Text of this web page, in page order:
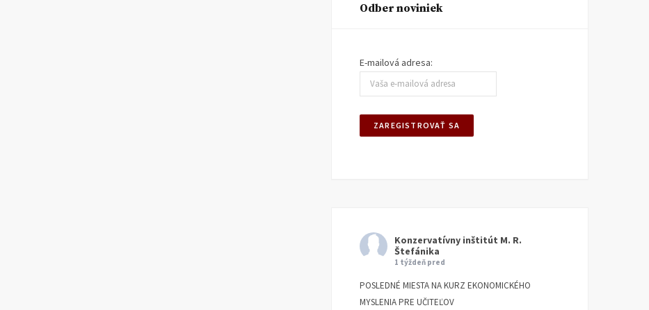
Odber noviniek
E-mailová adresa:
Konzervatívny inštitút M. R.
Štefánika
1 týždeň pred
POSLEDNÉ MIESTA NA KURZ EKONOMICKÉHO
MYSLENIA PRE UČITEĽOV